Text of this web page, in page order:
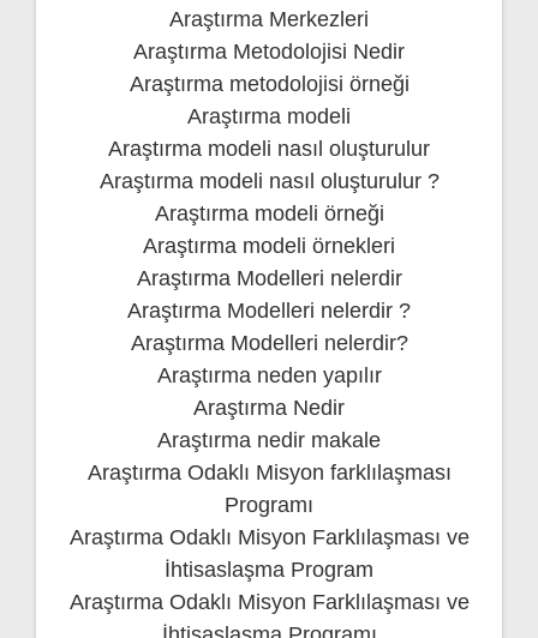
Araştırma Merkezleri
Araştırma Metodolojisi Nedir
Araştırma metodolojisi örneği
Araştırma modeli
Araştırma modeli nasıl oluşturulur
Araştırma modeli nasıl oluşturulur ?
Araştırma modeli örneği
Araştırma modeli örnekleri
Araştırma Modelleri nelerdir
Araştırma Modelleri nelerdir ?
Araştırma Modelleri nelerdir?
Araştırma neden yapılır
Araştırma Nedir
Araştırma nedir makale
Araştırma Odaklı Misyon farklılaşması
Programı
Araştırma Odaklı Misyon Farklılaşması ve
İhtisaslaşma Program
Araştırma Odaklı Misyon Farklılaşması ve